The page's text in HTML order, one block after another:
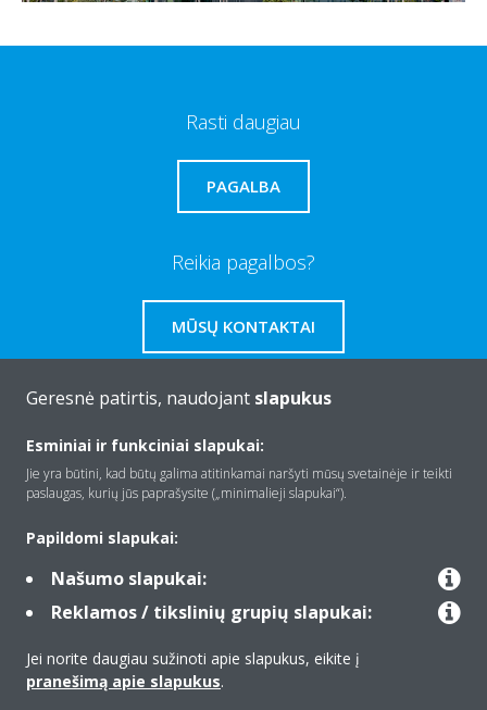
Rasti daugiau
PAGALBA
Reikia pagalbos?
MŪSŲ KONTAKTAI
Apie Daikin
Įranga
Kontaktas
Geresnė patirtis, naudojant slapukus
Esminiai ir funkciniai slapukai:
Jie yra būtini, kad būtų galima atitinkamai naršyti mūsų svetainėje ir teikti
paslaugas, kurių jūs paprašysite („minimalieji slapukai“).
Papildomi slapukai:
Našumo slapukai:
Reklamos / tikslinių grupių slapukai:
Jei norite daugiau sužinoti apie slapukus, eikite į
pranešimą apie slapukus.